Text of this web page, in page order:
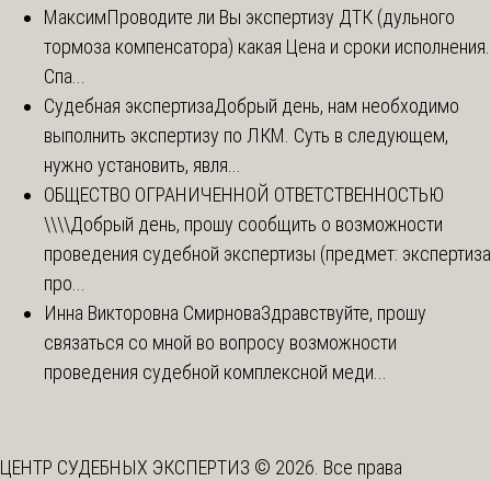
МаксимПроводите ли Вы экспертизу ДТК (дульного
тормоза компенсатора) какая Цена и сроки исполнения.
Спа...
Судебная экспертизаДобрый день, нам необходимо
выполнить экспертизу по ЛКМ. Суть в следующем,
нужно установить, явля...
ОБЩЕСТВО ОГРАНИЧЕННОЙ ОТВЕТСТВЕННОСТЬЮ
\\\\Добрый день, прошу сообщить о возможности
проведения судебной экспертизы (предмет: экспертиза
про...
Инна Викторовна СмирноваЗдравствуйте, прошу
связаться со мной во вопросу возможности
проведения судебной комплексной меди...
ЦЕНТР СУДЕБНЫХ ЭКСПЕРТИЗ © 2026. Все права